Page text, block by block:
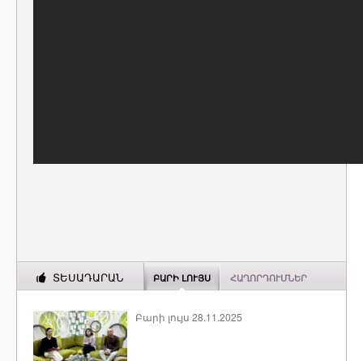
ՏԵՍԱԴԱՐԱՆ ԲԱՐԻ ԼՈՒՅՍ ՀԱՂՈՐԴՈՒՄՆԵՐ
Բարի լույս 28.11.2025